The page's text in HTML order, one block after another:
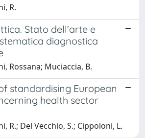
R.
Stato dell'arte e
diagnostica
Rossana; Muciaccia, B.
standardising European
health sector
R.; Del Vecchio, S.; Cippoloni, L.